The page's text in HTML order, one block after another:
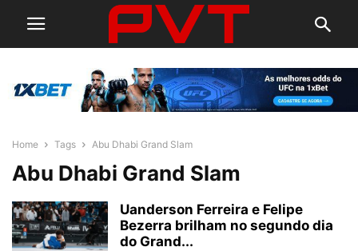
Home Tags Abu Dhabi Grand Slam
Abu Dhabi Grand Slam
Uanderson Ferreira e Felipe
Bezerra brilham no segundo dia
do Grand...